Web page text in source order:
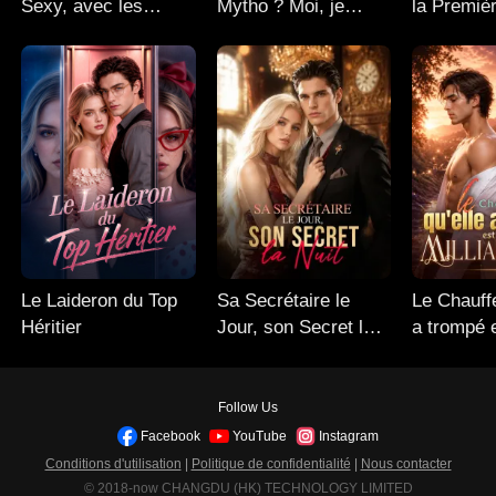
Sexy, avec les
Seigneur
Le Laideron du Top
Héritier
Mytho ? Moi, je
Sa Secrétaire le
Jour, son Secret la
la
Le
a trompé
Follow Us
Facebook
YouTube
Instagram
Conditions d'utilisation | Politique de confidentialité | Nous contacter
© 2018-now CHANGDU (HK) TECHNOLOGY LIMITED